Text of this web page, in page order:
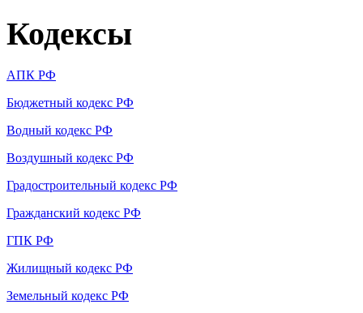
Кодексы
АПК РФ
Бюджетный кодекс РФ
Водный кодекс РФ
Воздушный кодекс РФ
Градостроительный кодекс РФ
Гражданский кодекс РФ
ГПК РФ
Жилищный кодекс РФ
Земельный кодекс РФ